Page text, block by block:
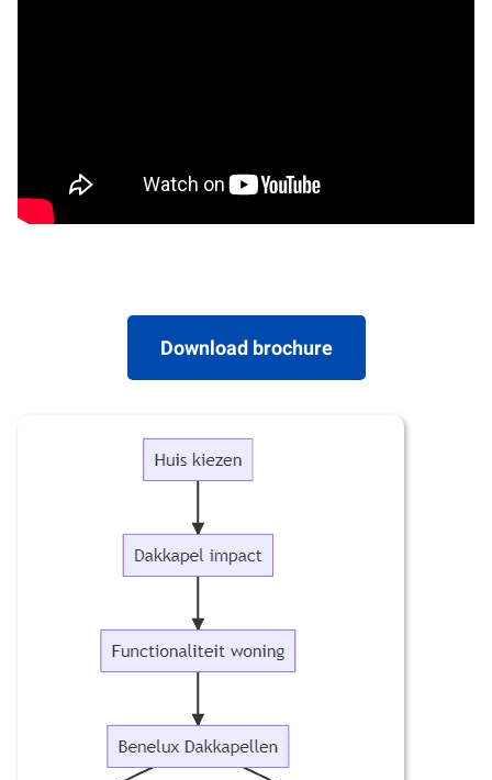
Download brochure